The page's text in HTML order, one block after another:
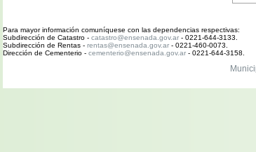
Para mayor información comuníquese con las dependencias respectivas:
Subdirección de Catastro - catastro@ensenada.gov.ar- 0221-644-3133.
Subdirección de Rentas - rentas@ensenada.gov.ar- 0221-460-0073.
Dirección de Cementerio - cementerio@ensenada.gov.ar- 0221-644-3158.